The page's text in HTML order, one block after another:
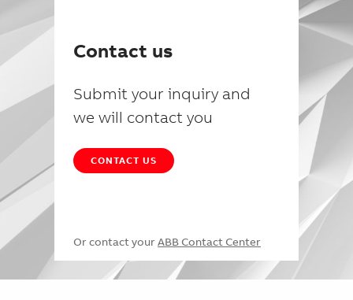
Contact us
Submit your inquiry and
we will contact you
CONTACT US
Or contact your ABB Contact Center